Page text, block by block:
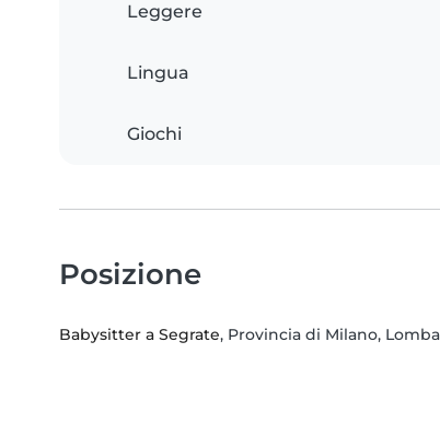
Leggere
Lingua
Giochi
Posizione
Babysitter a Segrate, Provincia di Milano,